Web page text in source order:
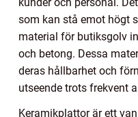
som kan stå emot högt
material för butiksgolv
och betong. Dessa
deras hållbarhet och
utseende trots frekvent
Keramikplattor är ett